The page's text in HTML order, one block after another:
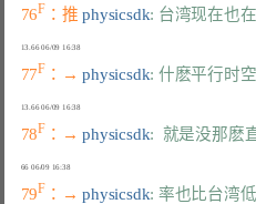
76F ：推 physicsdk: 台湾现在也
13.66 06/09 16:38
77F ：→ physicsdk: 什麽平行时
13.66 06/09 16:38
78F ：→ physicsdk:  就是没那麽
66 06/09 16:38
79F ：→ physicsdk: 率也比台湾